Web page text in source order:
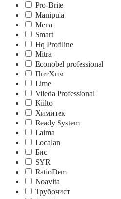
Pro-Brite
Manipula
Мега
Smart
Hq Profiline
Mitra
Econobel professional
ПитХим
Lime
Vileda Professional
Kiilto
Химитек
Ready System
Laima
Localan
Бис
SYR
RatioDem
Noavita
Трубочист